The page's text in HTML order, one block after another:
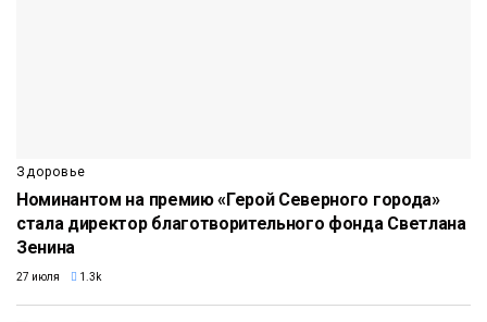
Здоровье
Номинантом на премию «Герой Северного города»
стала директор благотворительного фонда Светлана
Зенина
27 июля 1.3k